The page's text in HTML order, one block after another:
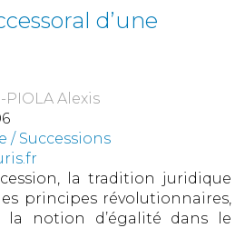
d’une
PIOLA Alexis
/ Successions
la tradition juridique
principes révolutionnaires,
la notion d’égalité dans le